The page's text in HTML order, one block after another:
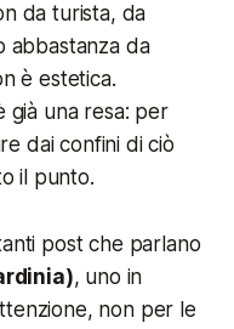
da turista, da
abbastanza da
è estetica.
già una resa: per
dai confini di ciò
il punto.
post che parlano
, uno in
non per le